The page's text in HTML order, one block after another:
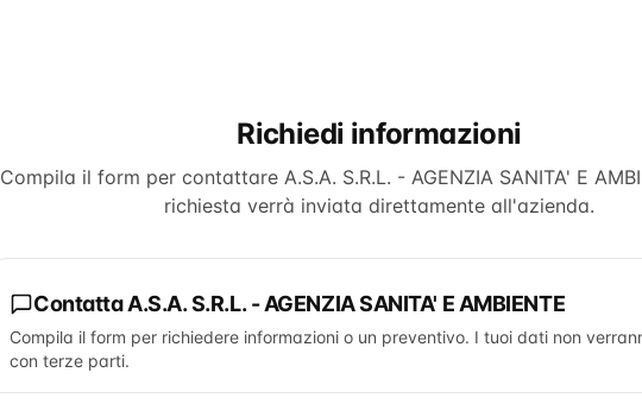
Richiedi informazioni
Compila il form per contattare A.S.A. S.R.L. - AGENZIA SANITA' E
richiesta verrà inviata direttamente all'azienda.
ContattaA.S.A. S.R.L. - AGENZIA SANITA' E AMBIENTE
Compila il form per richiedere informazioni o un preventivo. I tuoi dati non
con terze parti.